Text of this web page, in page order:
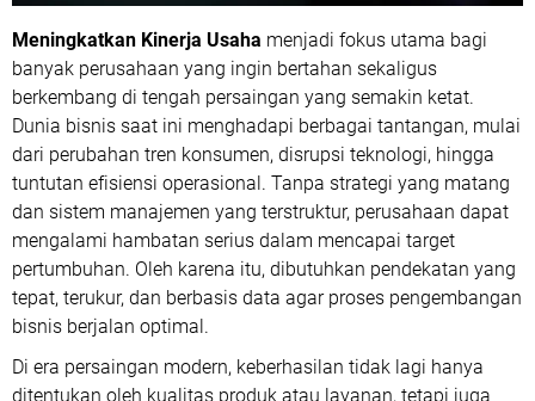
Meningkatkan Kinerja Usaha menjadi fokus utama bagi
banyak perusahaan yang ingin bertahan sekaligus
berkembang di tengah persaingan yang semakin ketat.
Dunia bisnis saat ini menghadapi berbagai tantangan, mulai
dari perubahan tren konsumen, disrupsi teknologi, hingga
tuntutan efisiensi operasional. Tanpa strategi yang matang
dan sistem manajemen yang terstruktur, perusahaan dapat
mengalami hambatan serius dalam mencapai target
pertumbuhan. Oleh karena itu, dibutuhkan pendekatan yang
tepat, terukur, dan berbasis data agar proses pengembangan
bisnis berjalan optimal.
Di era persaingan modern, keberhasilan tidak lagi hanya
ditentukan oleh kualitas produk atau layanan, tetapi juga